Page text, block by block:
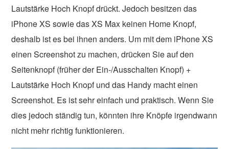
Lautstärke Hoch Knopf drückt. Jedoch besitzen das
iPhone XS sowie das XS Max keinen Home Knopf,
deshalb ist es bei ihnen anders. Um mit dem iPhone XS
einen Screenshot zu machen, drücken Sie auf den
Seitenknopf (früher der Ein-/Ausschalten Knopf) +
Lautstärke Hoch Knopf und das Handy macht einen
Screenshot. Es ist sehr einfach und praktisch. Wenn Sie
dies jedoch ständig tun, könnten ihre Knöpfe irgendwann
nicht mehr richtig funktionieren.